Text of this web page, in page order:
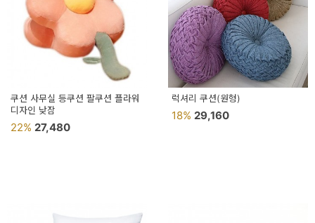
쿠션 사무실 등쿠션 팔쿠션 플라워
디자인 낮잠
22% 27,480
럭셔리 쿠션(원형)
18% 29,160